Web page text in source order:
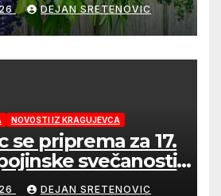
DEJAN SRETENOVIC
NOVOSTI IZ KRAGUJEVCA
se priprema za 17.
svečanosti
27. avgusta!
DEJAN SRETENOVIC